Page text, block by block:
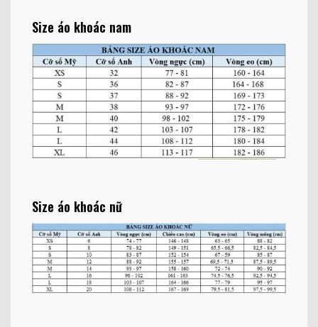
Size áo khoác nam
Size áo khoác nữ